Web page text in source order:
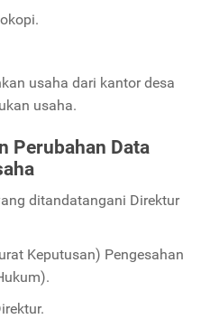
usaha dari kantor desa
usaha.
Perubahan Data
ditandatangani Direktur
Keputusan) Pengesahan